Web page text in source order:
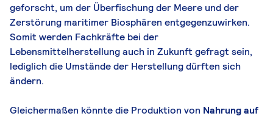
geforscht, um der Überfischung der Meere und der
Zerstörung maritimer Biosphären entgegenzuwirken.
Somit werden Fachkräfte bei der
Lebensmittelherstellung auch in Zukunft gefragt sein,
lediglich die Umstände der Herstellung dürften sich
ändern.
Gleichermaßen könnte die Produktion von Nahrung auf